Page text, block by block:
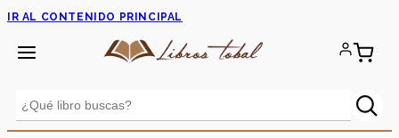
IR AL CONTENIDO PRINCIPAL